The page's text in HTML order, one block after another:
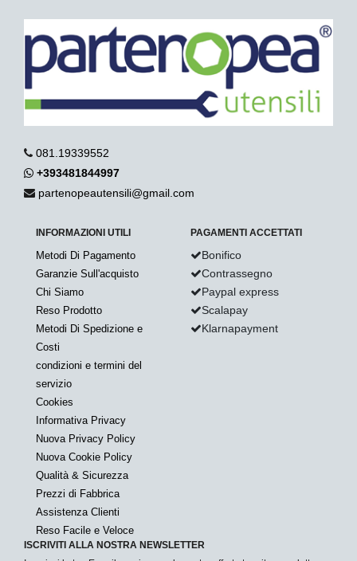
081.19339552
+393481844997
partenopeautensili@gmail.com
INFORMAZIONI UTILI
Metodi Di Pagamento
Garanzie Sull'acquisto
Chi Siamo
Reso Prodotto
Metodi Di Spedizione e
Costi
condizioni e termini del
servizio
Cookies
Informativa Privacy
Nuova Privacy Policy
Nuova Cookie Policy
Qualità & Sicurezza
Prezzi di Fabbrica
Assistenza Clienti
Reso Facile e Veloce
PAGAMENTI ACCETTATI
Bonifico
Contrassegno
Paypal express
Scalapay
Klarnapayment
ISCRIVITI ALLA NOSTRA NEWSLETTER